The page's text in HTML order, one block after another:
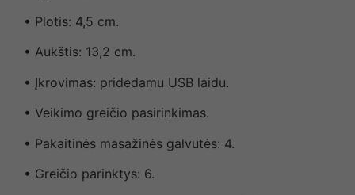
• Plotis: 4,5 cm.
• Aukštis: 13,2 cm.
• Įkrovimas: pridedamu USB laidu.
• Veikimo greičio pasirinkimas.
• Pakaitinės masažinės galvutės: 4.
• Greičio parinktys: 6.